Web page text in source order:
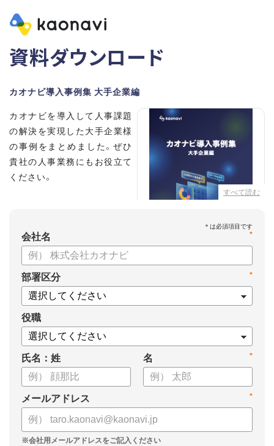
資料ダウンロード
カオナビ導入事例集 大手企業編
すべて読む
カオナビを導入して人事課題
の解決を実現した大手企業様
の事例をまとめました。ぜひ
貴社の人事業務にもお役立て
ください。
・本田技研工業株式会社
・沖電気工業株式会社
・三菱UFJニコス株式会社
・SOMPOひまわり生命保険株式会社
・スミセイ情報システム株式会社
*
会社名
*
部署区分
役職
氏名：姓 *
名
*
メールアドレス